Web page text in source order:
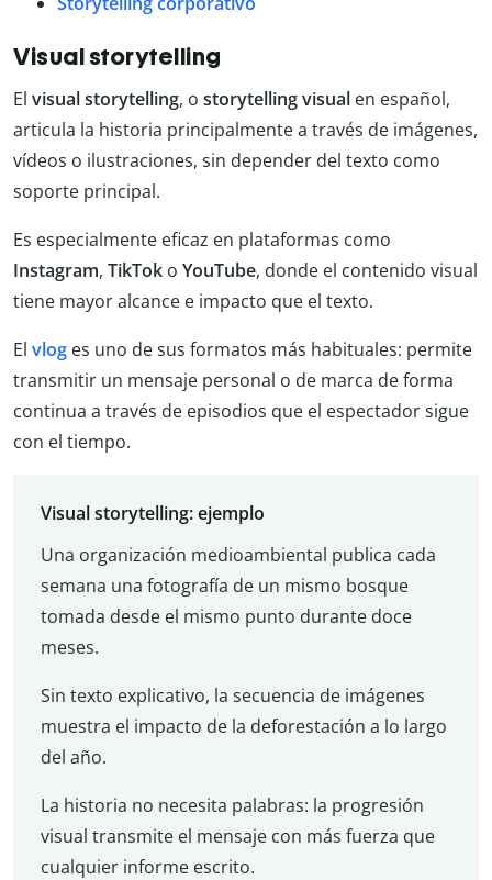
Visual storytelling
El visual storytelling, o storytelling visual en español,
articula la historia principalmente a través de imágenes,
vídeos o ilustraciones, sin depender del texto como
soporte principal.
Es especialmente eficaz en plataformas como
Instagram, TikTok o YouTube, donde el contenido visual
tiene mayor alcance e impacto que el texto.
El vlog es uno de sus formatos más habituales: permite
transmitir un mensaje personal o de marca de forma
continua a través de episodios que el espectador sigue
con el tiempo.
Visual storytelling: ejemplo
Una organización medioambiental publica cada
semana una fotografía de un mismo bosque
tomada desde el mismo punto durante doce
meses.
Sin texto explicativo, la secuencia de imágenes
muestra el impacto de la deforestación a lo largo
del año.
La historia no necesita palabras: la progresión
visual transmite el mensaje con más fuerza que
cualquier informe escrito.